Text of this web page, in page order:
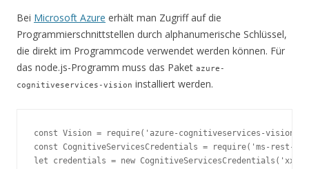
Bei Microsoft Azure erhält man Zugriff auf die
Programmierschnittstellen durch alphanumerische Schlüssel,
die direkt im Programmcode verwendet werden können. Für
das node.js-Programm muss das Paket azure-
cognitiveservices-vision installiert werden.
const Vision = require('azure-cognitiveservices-vision');
const CognitiveServicesCredentials = require('ms-rest-
let credentials = new